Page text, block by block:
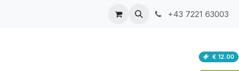
+43 7221 63003
€ 12.00